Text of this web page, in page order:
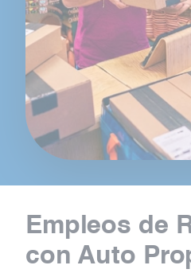
Empleos de
con Auto